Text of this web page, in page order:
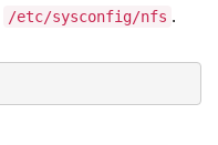
/etc/sysconfig/nfs .